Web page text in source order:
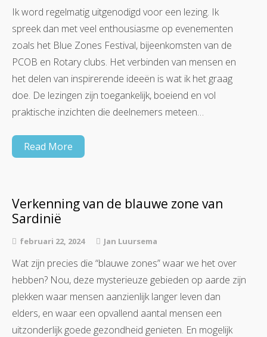
Ik word regelmatig uitgenodigd voor een lezing. Ik
spreek dan met veel enthousiasme op evenementen
zoals het Blue Zones Festival, bijeenkomsten van de
PCOB en Rotary clubs. Het verbinden van mensen en
het delen van inspirerende ideeën is wat ik het graag
doe. De lezingen zijn toegankelijk, boeiend en vol
praktische inzichten die deelnemers meteen…
Read More
Verkenning van de blauwe zone van
Sardinië
februari 22, 2024 Jan Luursema
Wat zijn precies die “blauwe zones” waar we het over
hebben? Nou, deze mysterieuze gebieden op aarde zijn
plekken waar mensen aanzienlijk langer leven dan
elders, en waar een opvallend aantal mensen een
uitzonderlijk goede gezondheid genieten. En mogelijk